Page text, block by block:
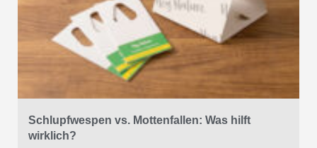
Schlupfwespen vs. Mottenfallen: Was hilft
wirklich?